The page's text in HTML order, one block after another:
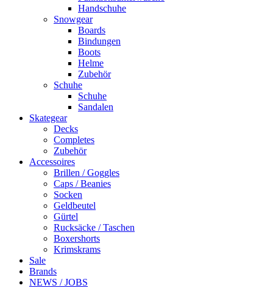
Handschuhe
Snowgear
Boards
Bindungen
Boots
Helme
Zubehör
Schuhe
Schuhe
Sandalen
Skategear
Decks
Completes
Zubehör
Accessoires
Brillen / Goggles
Caps / Beanies
Socken
Geldbeutel
Gürtel
Rucksäcke / Taschen
Boxershorts
Krimskrams
Sale
Brands
NEWS / JOBS